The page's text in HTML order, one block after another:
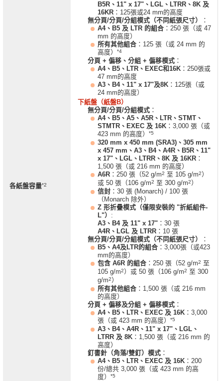
各紙盤容量*2
B5R、11" x 17"、LGL、LTRR、8K 及
16KR ：125張或24 mm的高度
無分頁/分頁/分組模式（不同紙張尺寸）
：
A4、B5 及 LTR 的組合 ：250 張（或 47
mm 的高度）
所有其他組合 ：125 張（或 24 mm 的
高度）
*4
分頁 + 偏移、分組 + 偏移模式 ：
A4、B5、LTR、EXEC和16K ：250張或
47 mm的高度
A3、B4、11" x 17"及8K ：125張（或
24 mm的高度）
下紙盤（紙盤B）
無分頁/分頁/分組模式 ：
A4、B5、A5、A5R、LTR、STMT、
STMTR、EXEC 及 16K ：3,000 張（或
423 mm 的高度）
*5
320 mm x 450 mm (SRA3)、305 mm
x 457 mm、A3、B4、A4R、B5R、11"
x 17"、LGL、LTRR、8K 及 16KR ：
1,500 張（或 216 mm 的高度）
A6R ：250 張（52 g/m2 至 105 g/m2）
或 50 張（106 g/m2 至 300 g/m2）
信封 ：30 張 (Monarch) / 100 張
（Monarch 除外）
Z 形折疊模式（僅限安裝的 "折紙組件-
L"） :
A3、B4 及 11" x 17" ：30 張
A4R、LGL 及 LTRR ：10 張
無分頁/分頁/分組模式（不同紙張尺寸）
：
B5、A4及LTR的組合 ：3,000張（或423
mm的高度）
包含 A6R 的組合 ：250 張（52 g/m2 至
105 g/m2）或 50 張（106 g/m2 至 300
g/m2）
所有其他組合 ：1,500 張（或 216 mm
的高度）
分頁 + 偏移及分組 + 偏移模式 ：
A4、B5、LTR、EXEC 及 16K ：3,000
張（或 423 mm 的高度）
*5
A3、B4、A4R、11" x 17"、LGL、
LTRR 及 8K ：1,500 張（或 216 mm 的
高度）
釘書針（角落/雙釘）模式 ：
A4、B5、LTR、EXEC 及 16K ：200
份/總共 3,000 張（或 423 mm 的高
度）
*5